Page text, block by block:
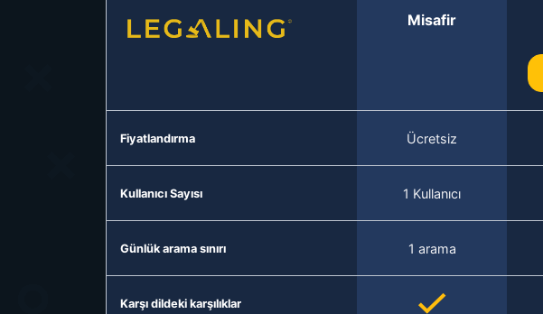
Misafir
Fiyatlandırma Ücretsiz
Kullanıcı Sayısı 1 Kullanıcı
Günlük arama sınırı 1 arama
Karşı dildeki karşılıklar